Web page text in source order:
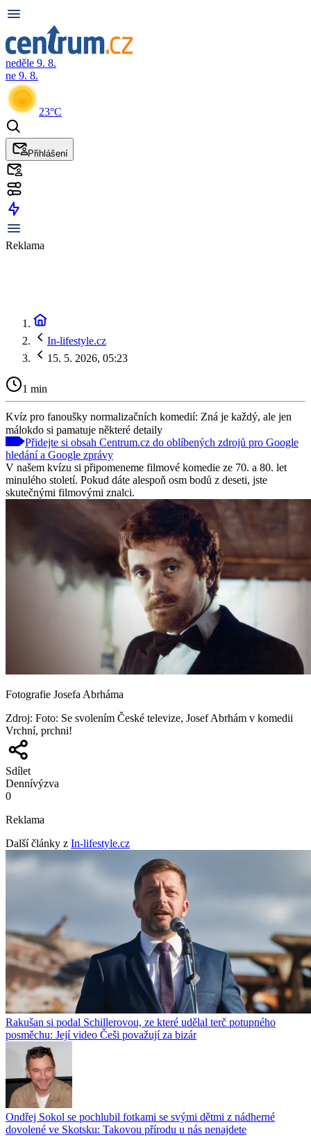
neděle 9. 8.
ne 9. 8.
23°C
Přihlášení
Reklama
In-lifestyle.cz
15. 5. 2026, 05:23
1 min
Kvíz pro fanoušky normalizačních komedií: Zná je každý, ale jen
málokdo si pamatuje některé detaily
Přidejte si obsah Centrum.cz do oblíbených zdrojů pro Google
hledání a Google zprávy
V našem kvízu si připomeneme filmové komedie ze 70. a 80. let
minulého století. Pokud dáte alespoň osm bodů z deseti, jste
skutečnými filmovými znalci.
Fotografie Josefa Abrháma
Zdroj: Foto: Se svolením České televize, Josef Abrhám v komedii
Vrchní, prchni!
Sdílet
Dennívýzva
0
Reklama
Další články z In-lifestyle.cz
Rakušan si podal Schillerovou, ze které udělal terč potupného
posměchu: Její video Češi považují za bizár
Ondřej Sokol se pochlubil fotkami se svými dětmi z nádherné
dovolené ve Skotsku: Takovou přírodu u nás nenajdete